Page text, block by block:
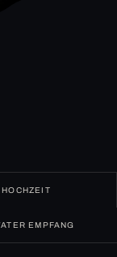
HOCHZEIT
EMPFANG